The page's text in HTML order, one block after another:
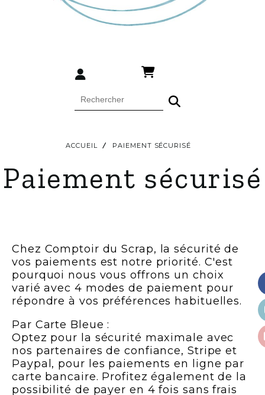
ACCUEIL PAIEMENT SÉCURISÉ
Paiement sécurisé
Chez Comptoir du Scrap, la sécurité de
vos paiements est notre priorité. C'est
pourquoi nous vous offrons un choix
varié avec 4 modes de paiement pour
répondre à vos préférences habituelles.
Par Carte Bleue :
Optez pour la sécurité maximale avec
nos partenaires de confiance, Stripe et
Paypal, pour les paiements en ligne par
carte bancaire. Profitez également de la
possibilité de payer en 4 fois sans frais